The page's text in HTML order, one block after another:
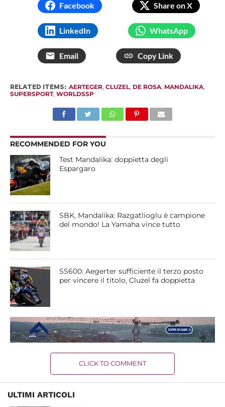
Facebook Share on X
LinkedIn WhatsApp
Email Copy Link
RELATED ITEMS: AERTEGER, CLUZEL, DE ROSA, MANDALIKA,
SUPERSPORT, WORLDSSP
RECOMMENDED FOR YOU
Test Mandalika: doppietta degli
Espargaro
SBK, Mandalika: Razgatlioglu è campione
del mondo! La Yamaha vince tutto
SS600: Aegerter sufficiente il terzo posto
per vincere il titolo, Cluzel fa doppietta
CLICK TO COMMENT
ULTIMI ARTICOLI